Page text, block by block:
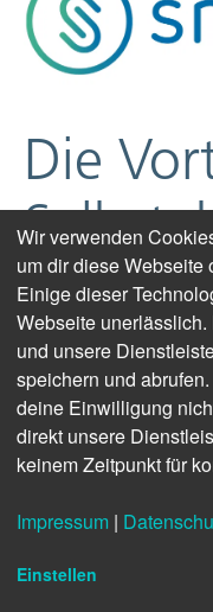
Die
Effiziente
Hamburg.Stetig
jährlich steigende
Planungssicherheit:
unerheblicher
Eine Möglichkeit, die
räumen und die
Wir verwenden
um dir diese Webseite
Einige dieser
Webseite
und unsere
speichern und
deine Einwilligung
direkt unsere
keinem Zeitpunkt für
Impressum |
Einstellen